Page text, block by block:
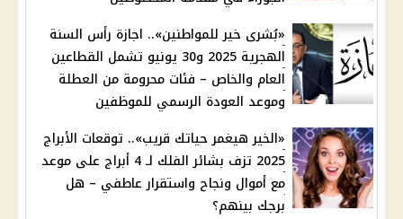
«بُشرى خير للمواطنين».. اجازة رأس السنة
الهجرية 2025 و30 يونيو تشمل القطاعين
العام والخاص – فئات محرومة من العطلة
وموعد العودة الرسمي للموظفين
«الخير هيغمر حياتك قريب».. توقعات الأبراج
2025 تزف بشائر الفلك لـ 4 أبراج على موعد
مع أموال ونجاح واستقرار عاطفي – هل
برجك بينهم؟